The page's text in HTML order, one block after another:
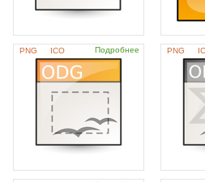
PNG ICO Подробнее PNG